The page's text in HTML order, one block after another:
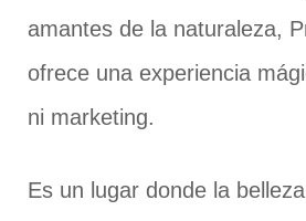
amantes de la naturaleza,
ofrece una experiencia
ni marketing.
Es un lugar donde la